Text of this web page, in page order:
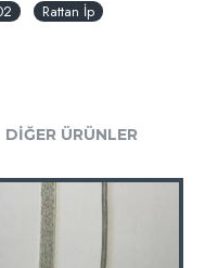
Rattan İp
DIĞER ÜRÜNLER